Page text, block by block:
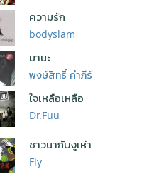
ความรัก
bodyslam
มานะ
พงษ์สิทธิ์ คำภีร์
ใจเหลือเหลือ
Dr.Fuu
ชาวนากับงูเห่า
Fly